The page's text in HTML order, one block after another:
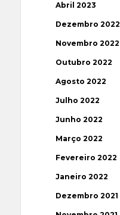
Abril 2023
Dezembro 2022
Novembro 2022
Outubro 2022
Agosto 2022
Julho 2022
Junho 2022
Março 2022
Fevereiro 2022
Janeiro 2022
Dezembro 2021